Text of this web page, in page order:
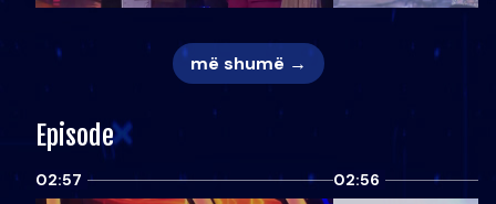
më shumë →
Episode
02:57 02:56